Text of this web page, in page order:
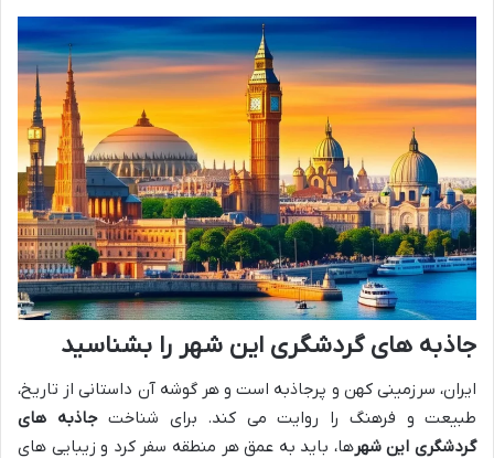
جاذبه های گردشگری این شهر را بشناسید
ایران، سرزمینی کهن و پرجاذبه است و هر گوشه آن داستانی از تاریخ،
طبیعت و فرهنگ را روایت می کند. برای شناختجاذبه های
گردشگری این شهرها، باید به عمق هر منطقه سفر کرد و زیبایی های